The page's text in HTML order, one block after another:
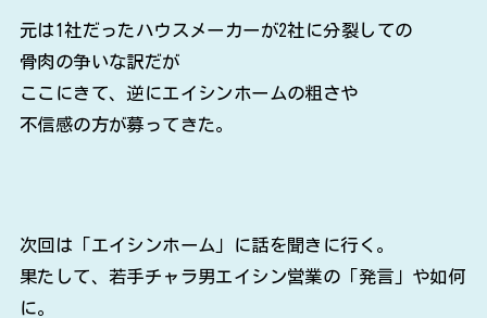
元は1社だったハウスメーカーが2社に分裂しての
骨肉の争いな訳だが
ここにきて、逆にエイシンホームの粗さや
不信感の方が募ってきた。
次回は「エイシンホーム」に話を聞きに行く。
果たして、若手チャラ男エイシン営業の「発言」や如何
に。